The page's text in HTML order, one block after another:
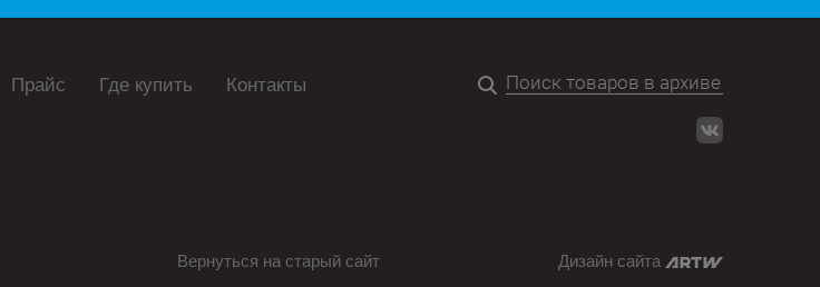
Прайс Где купить Контакты
Вернуться на старый сайт Дизайн сайта